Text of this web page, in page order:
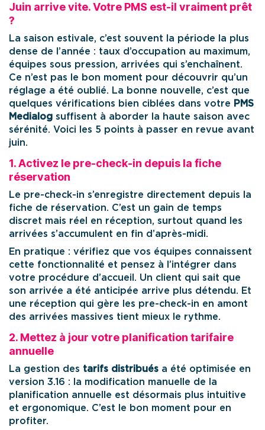
Juin arrive vite. Votre PMS est-il vraiment prêt
?
La saison estivale, c’est souvent la période la plus
dense de l’année : taux d’occupation au maximum,
équipes sous pression, arrivées qui s’enchaînent.
Ce n’est pas le bon moment pour découvrir qu’un
réglage a été oublié. La bonne nouvelle, c’est que
quelques vérifications bien ciblées dans votre PMS
Medialog suffisent à aborder la haute saison avec
sérénité. Voici les 5 points à passer en revue avant
juin.
1. Activez le pre-check-in depuis la fiche
réservation
Le pre-check-in s’enregistre directement depuis la
fiche de réservation. C’est un gain de temps
discret mais réel en réception, surtout quand les
arrivées s’accumulent en fin d’après-midi.
En pratique : vérifiez que vos équipes connaissent
cette fonctionnalité et pensez à l’intégrer dans
votre procédure d’accueil. Un client qui sait que
son arrivée a été anticipée arrive plus détendu. Et
une réception qui gère les pre-check-in en amont
des arrivées massives tient mieux le rythme.
2. Mettez à jour votre planification tarifaire
annuelle
La gestion des tarifs distribués a été optimisée en
version 3.16 : la modification manuelle de la
planification annuelle est désormais plus intuitive
et ergonomique. C’est le bon moment pour en
profiter.